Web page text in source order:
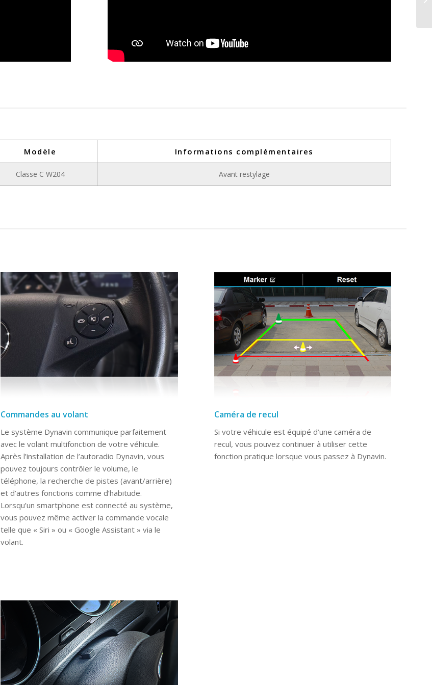
Modèle Informations complémentaires
Classe C W204 Avant restylage
Commandes au volant
Le système Dynavin communique parfaitement
avec le volant multifonction de votre véhicule.
Après l’installation de l’autoradio Dynavin, vous
pouvez toujours contrôler le volume, le
téléphone, la recherche de pistes (avant/arrière)
et d’autres fonctions comme d’habitude.
Lorsqu’un smartphone est connecté au système,
vous pouvez même activer la commande vocale
telle que « Siri » ou « Google Assistant » via le
volant.
Caméra de recul
Si votre véhicule est équipé d’une caméra de
recul, vous pouvez continuer à utiliser cette
fonction pratique lorsque vous passez à Dynavin.